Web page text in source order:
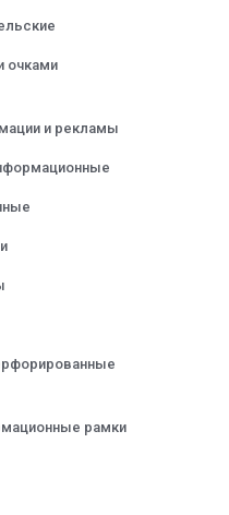
очками
и рекламы
рамки